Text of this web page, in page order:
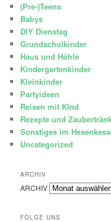
(Pre-)Teens
Babys
DIY Dienstag
Grundschulkinder
Haus und Höhle
Kindergartenkinder
Kleinkinder
Partyideen
Reisen mit KInd
Rezepte und
Sonstiges im
Uncategorized
ARCHIV
ARCHIV
FOLGE UNS